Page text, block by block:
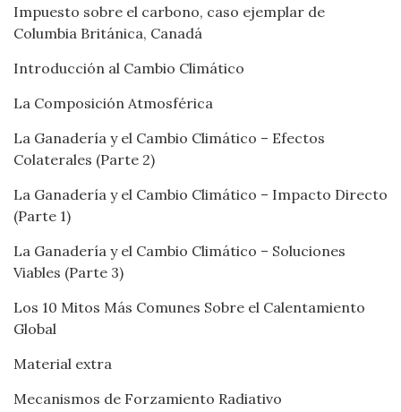
Impuesto sobre el carbono, caso ejemplar de
Columbia Británica, Canadá
Introducción al Cambio Climático
La Composición Atmosférica
La Ganadería y el Cambio Climático – Efectos
Colaterales (Parte 2)
La Ganadería y el Cambio Climático – Impacto Directo
(Parte 1)
La Ganadería y el Cambio Climático – Soluciones
Viables (Parte 3)
Los 10 Mitos Más Comunes Sobre el Calentamiento
Global
Material extra
Mecanismos de Forzamiento Radiativo